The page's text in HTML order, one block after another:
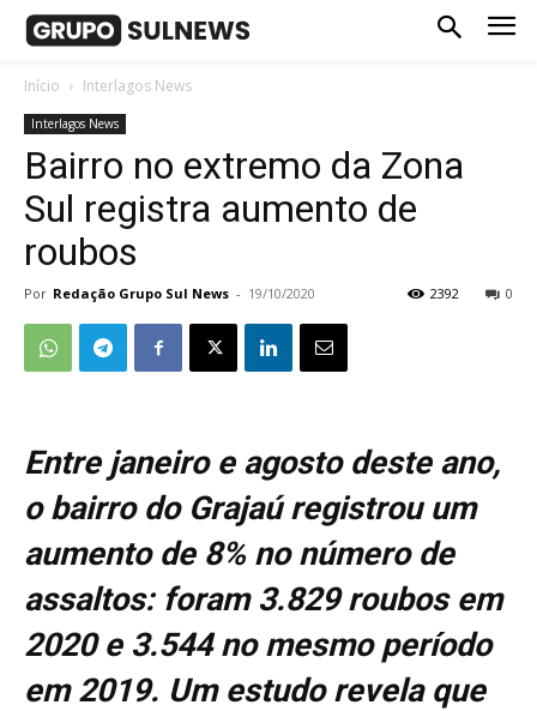
Início Interlagos News
Interlagos News
Bairro no extremo da Zona
Sul registra aumento de
roubos
Por Redação Grupo Sul News - 19/10/2020 0
2392
Entre janeiro e agosto deste ano,
o bairro do Grajaú registrou um
aumento de 8% no número de
assaltos: foram 3.829 roubos em
2020 e 3.544 no mesmo período
em 2019. Um estudo revela que